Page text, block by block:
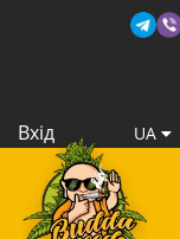
Вхід UA